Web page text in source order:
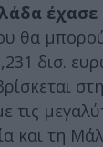
έχασε
θα
δισ.
τις
και τη